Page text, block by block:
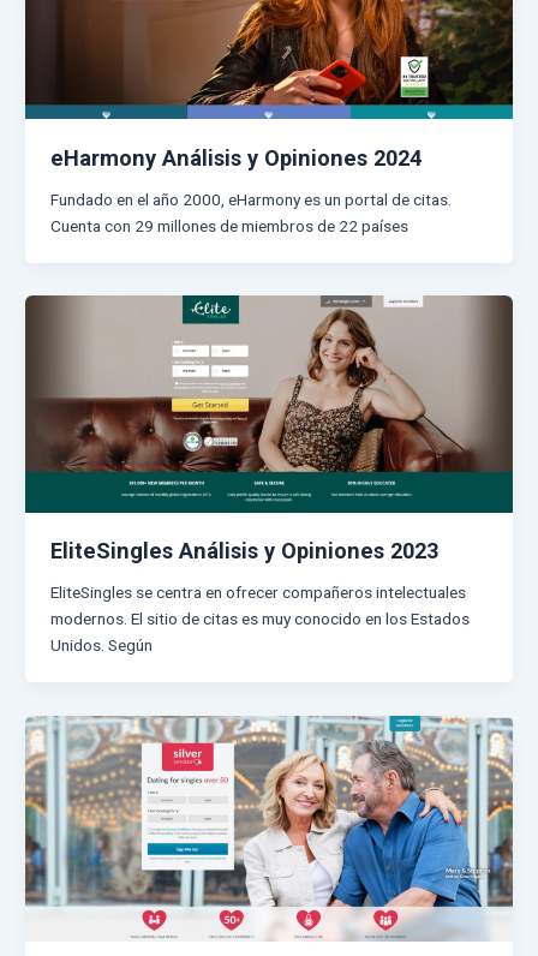
eHarmony Análisis y Opiniones 2024
Fundado en el año 2000, eHarmony es un portal de citas.
Cuenta con 29 millones de miembros de 22 países
EliteSingles Análisis y Opiniones 2023
EliteSingles se centra en ofrecer compañeros intelectuales
modernos. El sitio de citas es muy conocido en los Estados
Unidos. Según